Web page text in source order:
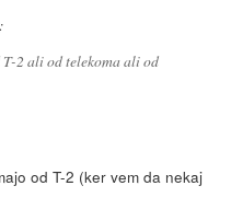
:
2 ali od telekoma ali od
od T-2 (ker vem da nekaj